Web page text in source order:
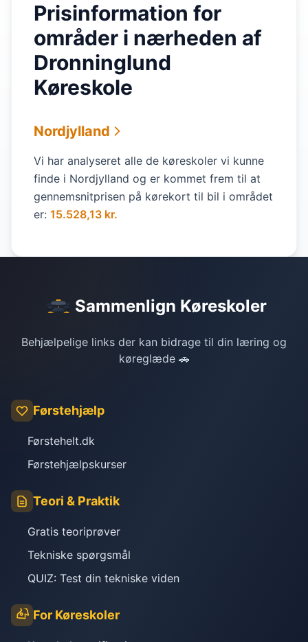
Prisinformation for
områder i nærheden af
Dronninglund
Køreskole
Nordjylland
Vi har analyseret alle de køreskoler vi kunne
finde i Nordjylland og er kommet frem til at
gennemsnitprisen på kørekort til bil i området
er: 15.528,13 kr.
Sammenlign Køreskoler
Behjælpelige links der kan bidrage til din læring og
køreglæde 🚗
Førstehjælp
Førstehelt.dk
Førstehjælpskurser
Teori & Praktik
Gratis teoriprøver
Tekniske spørgsmål
QUIZ: Test din tekniske viden
For Køreskoler